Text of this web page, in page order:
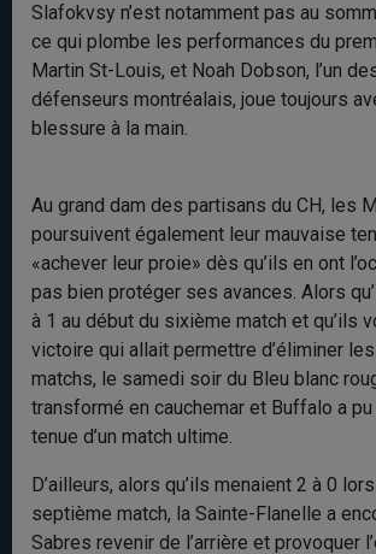
Slafokvsy n’est notamment pas au
ce qui plombe les performances du
Martin St-Louis, et Noah Dobson, l’un
défenseurs montréalais, joue toujours
blessure à la main.
Au grand dam des partisans du CH, les
poursuivent également leur mauvaise
«achever leur proie» dès qu’ils en ont
pas bien protéger ses avances. Alors
à 1 au début du sixième match et qu’ils
victoire qui allait permettre d’éliminer
matchs, le samedi soir du Bleu blanc
transformé en cauchemar et Buffalo a
tenue d’un match ultime.
D’ailleurs, alors qu’ils menaient 2 à 0
septième match, la Sainte-Flanelle a
Sabres revenir de l’arrière et provoquer